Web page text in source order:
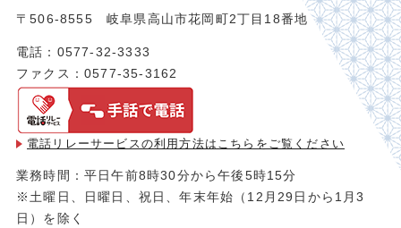
〒506-8555 岐阜県高山市花岡町2丁目18番地
電話：0577-32-3333
ファクス：0577-35-3162
電話リレーサービスの利用方法は こちらをご覧ください
業務時間：平日午前8時30分から午後5時15分
※土曜日、日曜日、祝日、年末年始（12月29日から1月3
日）を除く